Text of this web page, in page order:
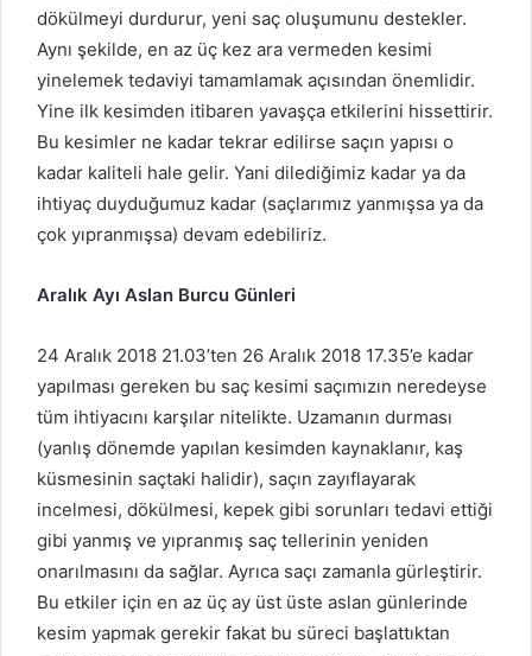
dökülmeyi durdurur, yeni saç oluşumunu destekler.
Aynı şekilde, en az üç kez ara vermeden kesimi
yinelemek tedaviyi tamamlamak açısından önemlidir.
Yine ilk kesimden itibaren yavaşça etkilerini hissettirir.
Bu kesimler ne kadar tekrar edilirse saçın yapısı o
kadar kaliteli hale gelir. Yani dilediğimiz kadar ya da
ihtiyaç duyduğumuz kadar (saçlarımız yanmışsa ya da
çok yıpranmışsa) devam edebiliriz.
Aralık Ayı Aslan Burcu Günleri
24 Aralık 2018 21.03’ten 26 Aralık 2018 17.35’e kadar
yapılması gereken bu saç kesimi saçımızın neredeyse
tüm ihtiyacını karşılar nitelikte. Uzamanın durması
(yanlış dönemde yapılan kesimden kaynaklanır, kaş
küsmesinin saçtaki halidir), saçın zayıflayarak
incelmesi, dökülmesi, kepek gibi sorunları tedavi ettiği
gibi yanmış ve yıpranmış saç tellerinin yeniden
onarılmasını da sağlar. Ayrıca saçı zamanla gürleştirir.
Bu etkiler için en az üç ay üst üste aslan günlerinde
kesim yapmak gerekir fakat bu süreci başlattıktan